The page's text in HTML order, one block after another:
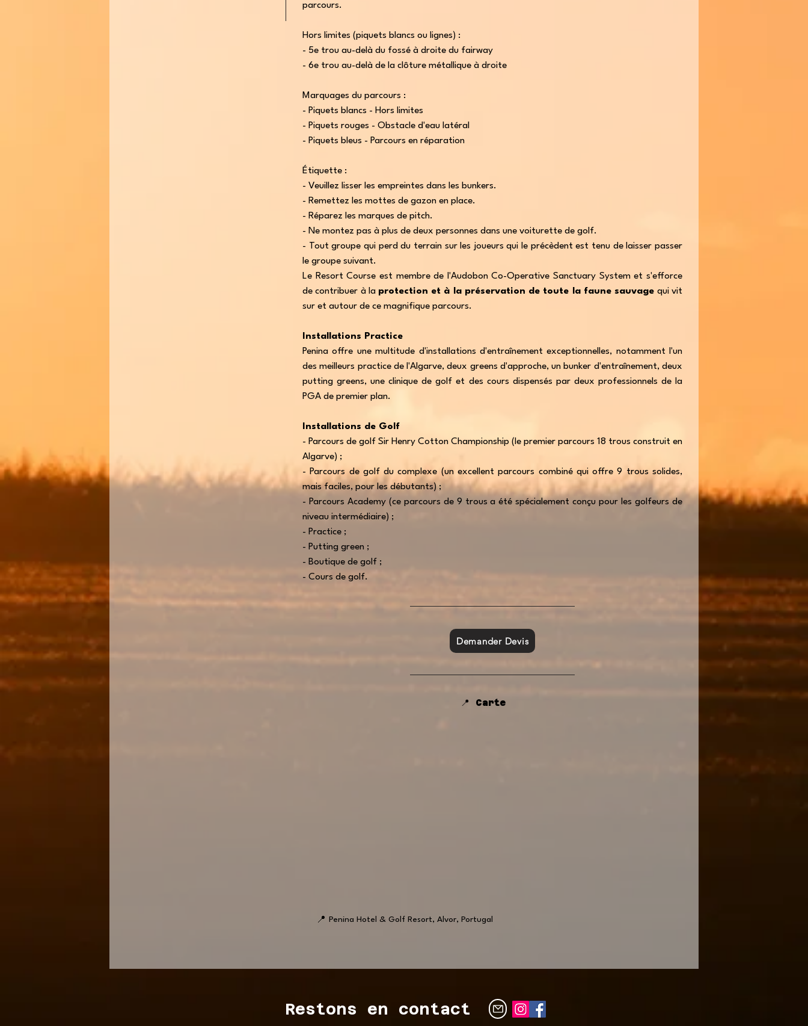
parcours.
Hors limites (piquets blancs ou lignes) :
- 5e trou au-delà du fossé à droite du fairway
- 6e trou au-delà de la clôture métallique à droite
Marquages du parcours :
- Piquets blancs - Hors limites
- Piquets rouges - Obstacle d'eau latéral
- Piquets bleus - Parcours en réparation
Étiquette :
- Veuillez lisser les empreintes dans les bunkers.
- Remettez les mottes de gazon en place.
- Réparez les marques de pitch.
- Ne montez pas à plus de deux personnes dans une voiturette de golf.
- Tout groupe qui perd du terrain sur les joueurs qui le précèdent est tenu de laisser passer
le groupe suivant.
Le Resort Course est membre de l'Audobon Co-Operative Sanctuary System et s'efforce
de contribuer à la protection et à la préservation de toute la faune sauvage qui vit
sur et autour de ce magnifique parcours.
Installations Practice
Penina offre une multitude d'installations d'entraînement exceptionnelles, notamment l'un
des meilleurs practice de l'Algarve, deux greens d'approche, un bunker d'entraînement, deux
putting greens, une clinique de golf et des cours dispensés par deux professionnels de la
PGA de premier plan.
Installations de Golf
- Parcours de golf Sir Henry Cotton Championship (le premier parcours 18 trous construit en
Algarve) ;
- Parcours de golf du complexe (un excellent parcours combiné qui offre 9 trous solides,
mais faciles, pour les débutants) ;
- Parcours Academy (ce parcours de 9 trous a été spécialement conçu pour les golfeurs de
niveau intermédiaire) ;
- Practice ;
- Putting green ;
- Boutique de golf ;
- Cours de golf.
Demander Devis
📍 Carte
📍 Penina Hotel & Golf Resort, Alvor, Portugal
Restons en contact